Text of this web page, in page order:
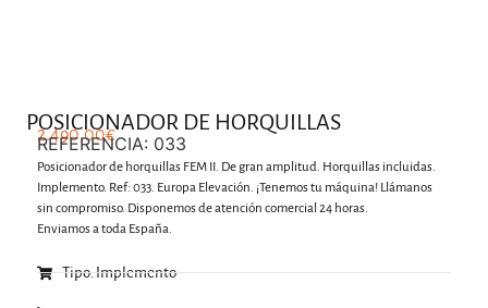
POSICIONADOR DE HORQUILLAS
2.490,00€
REFERENCIA: 033
Posicionador de horquillas FEM II. De gran amplitud. Horquillas incluidas.
Implemento. Ref: 033. Europa Elevación. ¡Tenemos tu máquina! Llámanos
sin compromiso. Disponemos de atención comercial 24 horas.
Enviamos a toda España.
Tipo: Implemento